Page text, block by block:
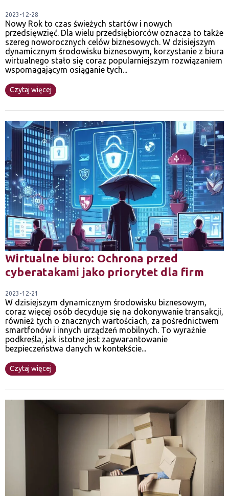
2023-12-28
Nowy Rok to czas świeżych startów i nowych
przedsięwzięć. Dla wielu przedsiębiorców oznacza to także
szereg noworocznych celów biznesowych. W dzisiejszym
dynamicznym środowisku biznesowym, korzystanie z biura
wirtualnego stało się coraz popularniejszym rozwiązaniem
wspomagającym osiąganie tych...
Czytaj więcej
Wirtualne biuro: Ochrona przed
cyberatakami jako priorytet dla firm
2023-12-21
W dzisiejszym dynamicznym środowisku biznesowym,
coraz więcej osób decyduje się na dokonywanie transakcji,
również tych o znacznych wartościach, za pośrednictwem
smartfonów i innych urządzeń mobilnych. To wyraźnie
podkreśla, jak istotne jest zagwarantowanie
bezpieczeństwa danych w kontekście...
Czytaj więcej